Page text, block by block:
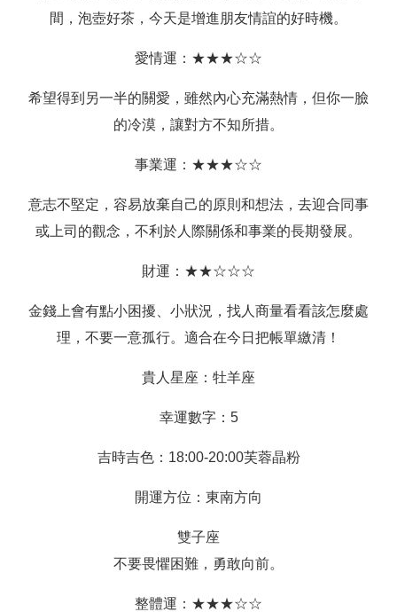
間，泡壺好茶，今天是增進朋友情誼的好時機。
愛情運：★★★☆☆
希望得到另一半的關愛，雖然內心充滿熱情，但你一臉
的冷漠，讓對方不知所措。
事業運：★★★☆☆
意志不堅定，容易放棄自己的原則和想法，去迎合同事
或上司的觀念，不利於人際關係和事業的長期發展。
財運：★★☆☆☆
金錢上會有點小困擾、小狀況，找人商量看看該怎麼處
理，不要一意孤行。適合在今日把帳單繳清！
貴人星座：牡羊座
幸運數字：5
吉時吉色：18:00-20:00芙蓉晶粉
開運方位：東南方向
雙子座
不要畏懼困難，勇敢向前。
整體運：★★★☆☆